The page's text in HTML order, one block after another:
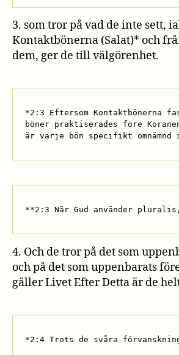
3. som tror på vad de inte sett,
Kontaktbönerna (Salat)* och
dem, ger de till välgörenhet.
*2:3 Eftersom Kontaktbönerna
böner praktiserades före
är varje bön specifikt
**2:3 När Gud använder
4. Och de tror på det som
och på det som uppenbarats
gäller Livet Efter Detta är de
*2:4 Trots de svåra